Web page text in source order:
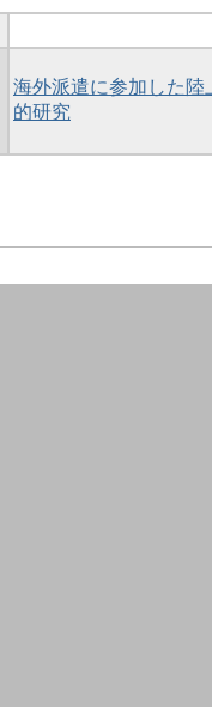
海外派遣に参加した
的研究